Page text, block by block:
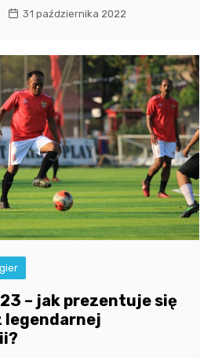
31 października 2022
23 – jak prezentuje się
legendarnej